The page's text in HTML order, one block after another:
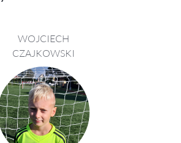
WOJCIECH
CZAJKOWSKI